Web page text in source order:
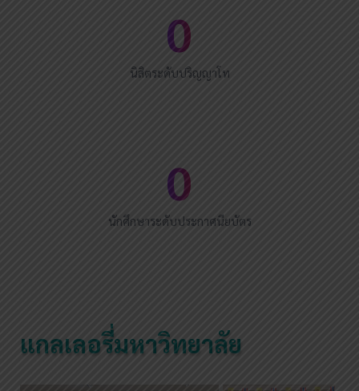
0
นิสิตระดับปริญญาโท
0
นักศึกษาระดับประกาศนียบัตร
แกลเลอรี่มหาวิทยาลัย